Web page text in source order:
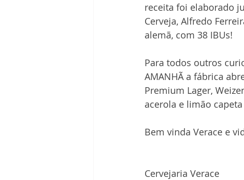
receita foi elaborado
Cerveja, Alfredo
alemã, com 38 IBUs!
Para todos outros
AMANHÃ a fábrica
Premium Lager,
acerola e limão
Bem vinda Verace e
Cervejaria Verace